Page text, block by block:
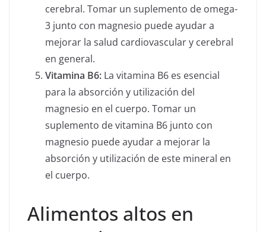
cerebral. Tomar un suplemento de omega-
3 junto con magnesio puede ayudar a
mejorar la salud cardiovascular y cerebral
en general.
Vitamina B6: La vitamina B6 es esencial
para la absorción y utilización del
magnesio en el cuerpo. Tomar un
suplemento de vitamina B6 junto con
magnesio puede ayudar a mejorar la
absorción y utilización de este mineral en
el cuerpo.
Alimentos altos en